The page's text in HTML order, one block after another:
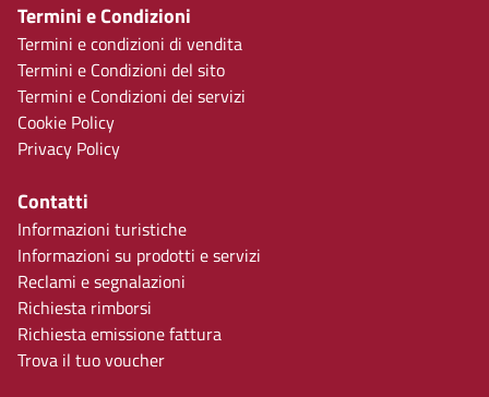
Termini e Condizioni
Termini e condizioni di vendita
Termini e Condizioni del sito
Termini e Condizioni dei servizi
Cookie Policy
Privacy Policy
Contatti
Informazioni turistiche
Informazioni su prodotti e servizi
Reclami e segnalazioni
Richiesta rimborsi
Richiesta emissione fattura
Trova il tuo voucher